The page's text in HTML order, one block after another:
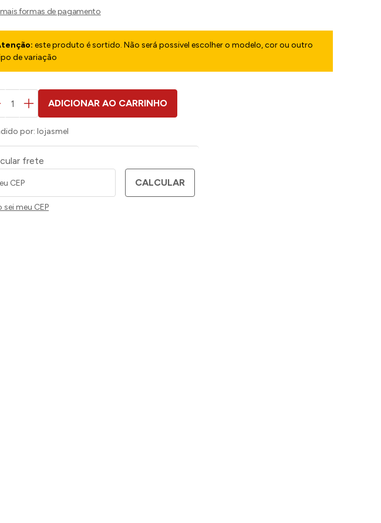
este produto é sortido. Não será possivel escolher o modelo, cor ou outro
de variação
ADICIONAR AO CARRINHO
por: lojasmel
frete
CALCULAR
sei meu CEP